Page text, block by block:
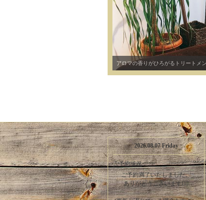
アロマの香りがひろがるトリートメ
2026.08.07 Friday
ご予約状況
ご予約満了いたしました。
ありがとうございます🙇‍♀️